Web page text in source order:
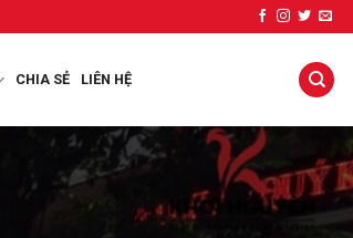
CHIA SẺ LIÊN HỆ